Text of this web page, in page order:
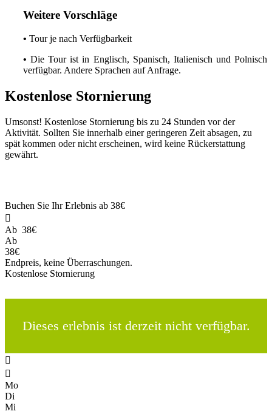
Weitere Vorschläge
• Tour je nach Verfügbarkeit
•Die Tour ist in Englisch, Spanisch, Italienisch und Polnisch
verfügbar. Andere Sprachen auf Anfrage.
Kostenlose Stornierung
Umsonst! Kostenlose Stornierung bis zu 24 Stunden vor der
Aktivität. Sollten Sie innerhalb einer geringeren Zeit absagen, zu
spät kommen oder nicht erscheinen, wird keine Rückerstattung
gewährt.
Buchen Sie Ihr Erlebnis ab 38€

Ab 38€
Ab
38€
Endpreis, keine Überraschungen.
Kostenlose Stornierung
Dieses erlebnis ist derzeit nicht verfügbar.


Mo
Di
Mi